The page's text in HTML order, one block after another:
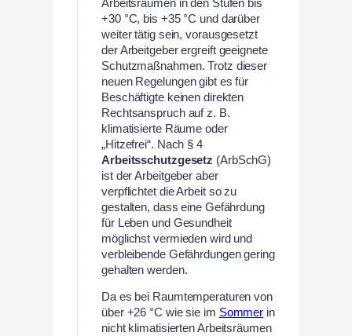
Arbeitsräumen in den Stufen bis
+30 °C, bis +35 °C und darüber
weiter tätig sein, vorausgesetzt
der Arbeitgeber ergreift geeignete
Schutzmaßnahmen. Trotz dieser
neuen Regelungen gibt es für
Beschäftigte keinen direkten
Rechtsanspruch auf z. B.
klimatisierte Räume oder
„Hitzefrei“. Nach § 4
Arbeitsschutzgesetz (ArbSchG)
ist der Arbeitgeber aber
verpflichtet die Arbeit so zu
gestalten, dass eine Gefährdung
für Leben und Gesundheit
möglichst vermieden wird und
verbleibende Gefährdungen gering
gehalten werden.
Da es bei Raumtemperaturen von
über +26 °C wie sie im Sommer in
nicht klimatisierten Arbeitsräumen